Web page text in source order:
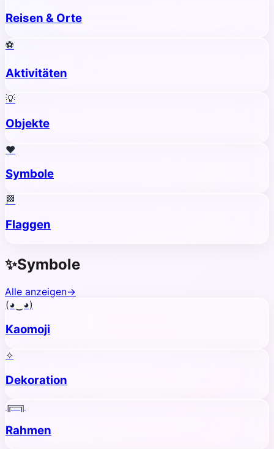
Reisen & Orte
⚽
Aktivitäten
💡
Objekte
❤️
Symbole
🏁
Flaggen
✨Symbole
Alle anzeigen→
(◕‿◕)
Kaomoji
✧
Dekoration
╔═╗
Rahmen